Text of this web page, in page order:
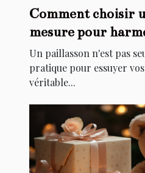
Comment choisir
mesure pour
de votre maison
Un paillasson n'est pas
pratique pour essuyer
véritable...